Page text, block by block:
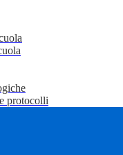
protocolli